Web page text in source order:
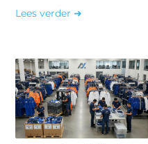
Lees verder ➜